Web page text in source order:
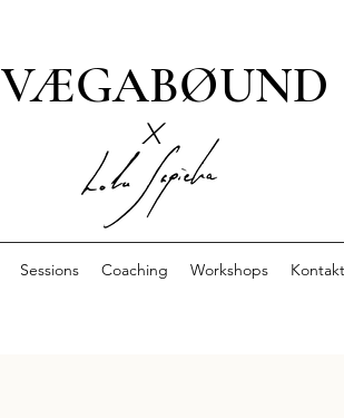
VÆGABØUND
x
Sessions Coaching Workshops Kontakt